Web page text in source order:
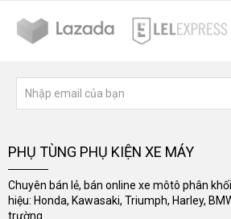
PHỤ TÙNG PHỤ KIỆN XE MÁY
Chuyên bán lẻ, bán online xe môtô phân
hiệu: Honda, Kawasaki, Triumph, Harley,
trường